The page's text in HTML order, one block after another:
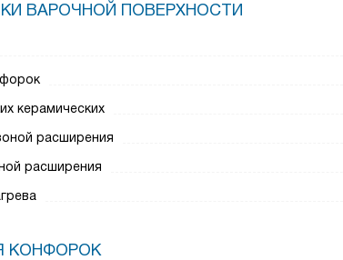
ВАРОЧНОЙ ПОВЕРХНОСТИ
керамических
расширения
расширения
КОНФОРОК